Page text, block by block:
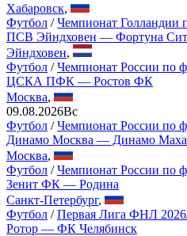
Хабаровск,
Футбол /Чемпионат Голландии
ПСВ Эйндховен — Фортуна
Эйндховен,
Футбол /Чемпионат России по
ЦСКА ПФК — Ростов ФК
Москва,
09.08.2026Вс
Футбол /Чемпионат России по
Динамо Москва — Динамо
Москва,
Футбол /Чемпионат России по
Зенит ФК — Родина
Санкт-Петербург,
Футбол /Первая Лига ФНЛ
Ротор — ФК Челябинск